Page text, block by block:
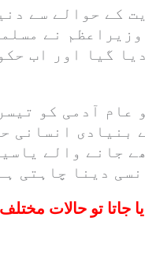
کے حوالے سے
نے
گیا اور اب
عام آدمی کو
بنیادی انسانی
جانے والے
دینا چاہتی
میں نہ ہٹایا جاتا تو حالات